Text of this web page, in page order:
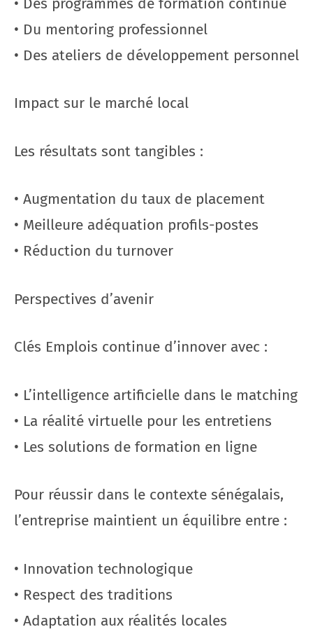
• Du mentoring professionnel
• Des ateliers de développement personnel
Impact sur le marché local
Les résultats sont tangibles :
• Augmentation du taux de placement
• Meilleure adéquation profils-postes
• Réduction du turnover
Perspectives d’avenir
Clés Emplois continue d’innover avec :
• L’intelligence artificielle dans le matching
• La réalité virtuelle pour les entretiens
• Les solutions de formation en ligne
Pour réussir dans le contexte sénégalais,
l’entreprise maintient un équilibre entre :
• Innovation technologique
• Respect des traditions
• Adaptation aux réalités locales